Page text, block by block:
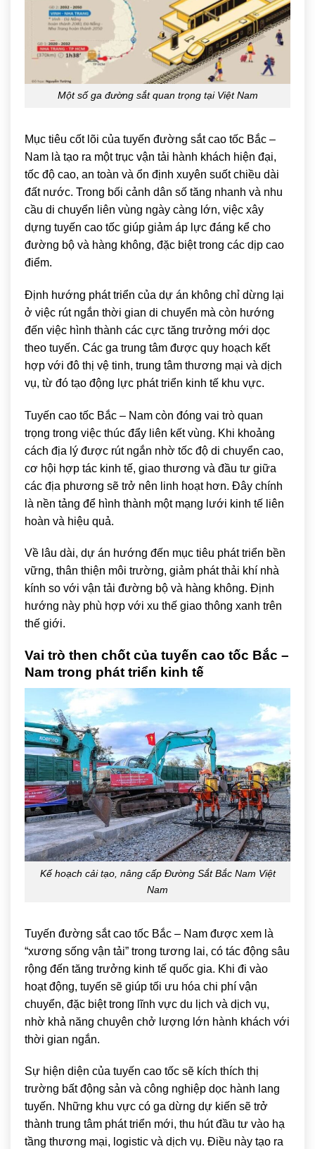
Một số ga đường sắt quan trọng tại Việt Nam
Mục tiêu cốt lõi của tuyến đường sắt cao tốc Bắc –
Nam là tạo ra một trục vận tải hành khách hiện đại,
tốc độ cao, an toàn và ổn định xuyên suốt chiều dài
đất nước. Trong bối cảnh dân số tăng nhanh và nhu
cầu di chuyển liên vùng ngày càng lớn, việc xây
dựng tuyến cao tốc giúp giảm áp lực đáng kể cho
đường bộ và hàng không, đặc biệt trong các dịp cao
điểm.
Định hướng phát triển của dự án không chỉ dừng lại
ở việc rút ngắn thời gian di chuyển mà còn hướng
đến việc hình thành các cực tăng trưởng mới dọc
theo tuyến. Các ga trung tâm được quy hoạch kết
hợp với đô thị vệ tinh, trung tâm thương mại và dịch
vụ, từ đó tạo động lực phát triển kinh tế khu vực.
Tuyến cao tốc Bắc – Nam còn đóng vai trò quan
trọng trong việc thúc đẩy liên kết vùng. Khi khoảng
cách địa lý được rút ngắn nhờ tốc độ di chuyển cao,
cơ hội hợp tác kinh tế, giao thương và đầu tư giữa
các địa phương sẽ trở nên linh hoạt hơn. Đây chính
là nền tảng để hình thành một mạng lưới kinh tế liên
hoàn và hiệu quả.
Về lâu dài, dự án hướng đến mục tiêu phát triển bền
vững, thân thiện môi trường, giảm phát thải khí nhà
kính so với vận tải đường bộ và hàng không. Định
hướng này phù hợp với xu thế giao thông xanh trên
thế giới.
Vai trò then chốt của tuyến cao tốc Bắc –
Nam trong phát triển kinh tế
Kế hoạch cải tạo, nâng cấp Đường Sắt Bắc Nam Việt
Nam
Tuyến đường sắt cao tốc Bắc – Nam được xem là
“xương sống vận tải” trong tương lai, có tác động sâu
rộng đến tăng trưởng kinh tế quốc gia. Khi đi vào
hoạt động, tuyến sẽ giúp tối ưu hóa chi phí vận
chuyển, đặc biệt trong lĩnh vực du lịch và dịch vụ,
nhờ khả năng chuyên chở lượng lớn hành khách với
thời gian ngắn.
Sự hiện diện của tuyến cao tốc sẽ kích thích thị
trường bất động sản và công nghiệp dọc hành lang
tuyến. Những khu vực có ga dừng dự kiến sẽ trở
thành trung tâm phát triển mới, thu hút đầu tư vào hạ
tầng thương mại, logistic và dịch vụ. Điều này tạo ra